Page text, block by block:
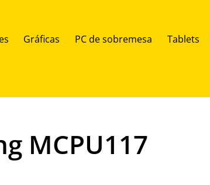
Gráficas PC de sobremesa Tablets
MCPU117